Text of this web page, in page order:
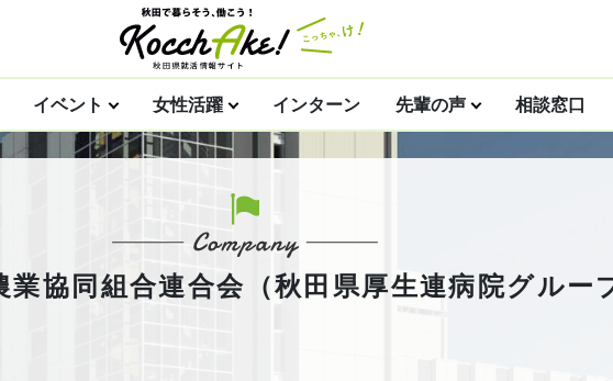
イベント 女性活躍 インターン 先輩の声 相談窓口
業協同組合連合会（秋田県厚生連病院グルー